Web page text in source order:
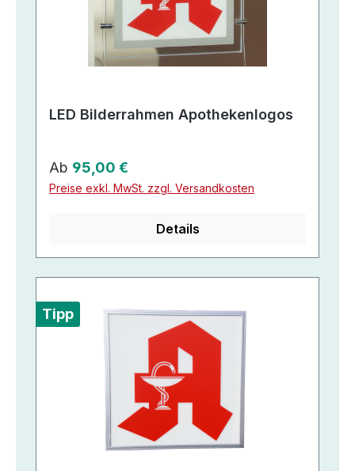
LED Bilderrahmen Apothekenlogos
Regulärer Preis:
Ab 95,00 €
Preise exkl. MwSt. zzgl. Versandkosten
Details
Tipp